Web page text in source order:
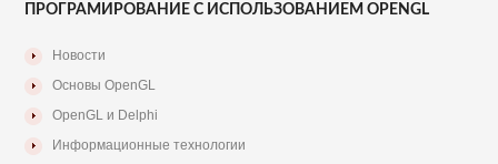
ПРОГРАМИРОВАНИЕ С ИСПОЛЬЗОВАНИЕМ OPENGL
Новости
Основы OpenGL
OpenGL и Delphi
Информационные технологии